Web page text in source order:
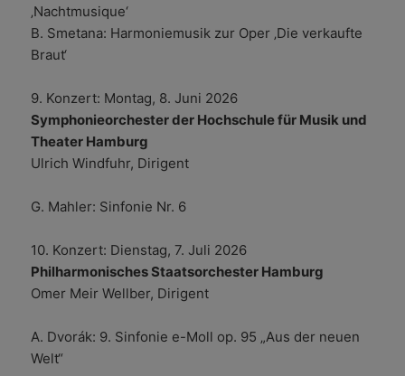
‚Nachtmusique‘
B. Smetana: Harmoniemusik zur Oper ‚Die verkaufte
Braut‘
9. Konzert: Montag, 8. Juni 2026
Symphonieorchester der Hochschule für Musik und
Theater Hamburg
Ulrich Windfuhr, Dirigent
G. Mahler: Sinfonie Nr. 6
10. Konzert: Dienstag, 7. Juli 2026
Philharmonisches Staatsorchester Hamburg
Omer Meir Wellber, Dirigent
A. Dvorák: 9. Sinfonie e-Moll op. 95 „Aus der neuen
Welt“